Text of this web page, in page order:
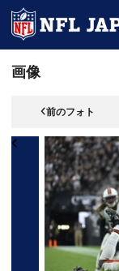
画像
前のフォト